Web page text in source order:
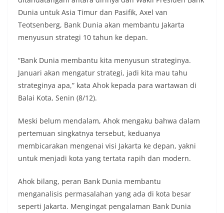
Dunia untuk Asia Timur dan Pasifik, Axel van
Teotsenberg, Bank Dunia akan membantu Jakarta
menyusun strategi 10 tahun ke depan.
“Bank Dunia membantu kita menyusun strateginya.
Januari akan mengatur strategi, jadi kita mau tahu
strateginya apa,” kata Ahok kepada para wartawan di
Balai Kota, Senin (8/12).
Meski belum mendalam, Ahok mengaku bahwa dalam
pertemuan singkatnya tersebut, keduanya
membicarakan mengenai visi Jakarta ke depan, yakni
untuk menjadi kota yang tertata rapih dan modern.
Ahok bilang, peran Bank Dunia membantu
menganalisis permasalahan yang ada di kota besar
seperti Jakarta. Mengingat pengalaman Bank Dunia